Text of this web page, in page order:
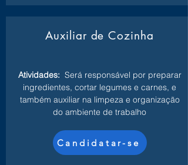
Auxiliar de Cozinha
Atividades: Será responsável por preparar
ingredientes, cortar legumes e carnes, e
também auxiliar na limpeza e organização
do ambiente de trabalho
Candidatar-se